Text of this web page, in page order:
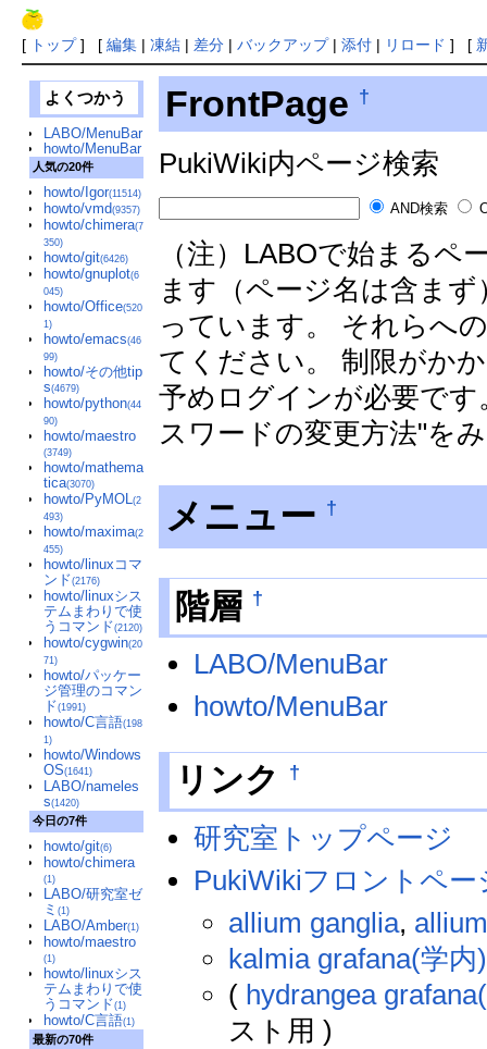
[ トップ] [ 編集| 凍結| 差分| バックアップ| 添付| リロード ] [
よくつかう
LABO/MenuBar
howto/MenuBar
人気の20件
howto/Igor(11514)
howto/vmd(9357)
howto/chimera(7
350)
howto/git(6426)
howto/gnuplot(6
045)
howto/Office(520
1)
howto/emacs(46
99)
howto/その他tip
s(4679)
howto/python(44
90)
howto/maestro
(3749)
howto/mathema
tica(3070)
howto/PyMOL
(2
493)
howto/maxima(2
455)
howto/linuxコマ
ンド(2176)
howto/linuxシス
テムまわりで使
うコマンド(2120)
howto/cygwin(20
71)
howto/パッケー
ジ管理のコマン
ド(1991)
howto/C言語(198
1)
howto/Windows
OS(1641)
LABO/nameles
s(1420)
今日の7件
howto/git(6)
howto/chimera
(1)
LABO/研究室ゼ
ミ (1)
LABO/Amber(1)
howto/maestro
(1)
howto/linuxシス
テムまわりで使
うコマンド(1)
howto/C言語(1)
最新の70件
FrontPage †
PukiWiki内ページ検索
AND検索
（注）LABOで始まる
ます（ページ名は含ま
っています。 それらへ
てください。 制限がか
予めログインが必要で
スワードの変更方法"を
メニュー †
階層 †
LABO/MenuBar
howto/MenuBar
リンク †
研究室トップページ
PukiWikiフロントペー
allium ganglia,
kalmia grafana(学内)
( hydrangea
スト用 )